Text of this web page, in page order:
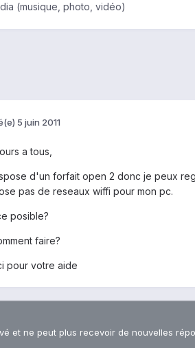
(musique, photo, vidéo)
5 juin 2011
a tous,
d'un forfait open 2 donc je peux
pas de reseaux wiffi pour mon pc.
posible?
faire?
pour votre aide
et ne peut plus recevoir de nouvelles